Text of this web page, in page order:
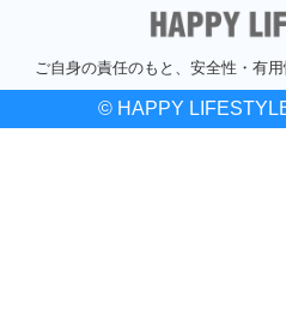
ご自身の責任のもと、安全性・有
© HAPPY